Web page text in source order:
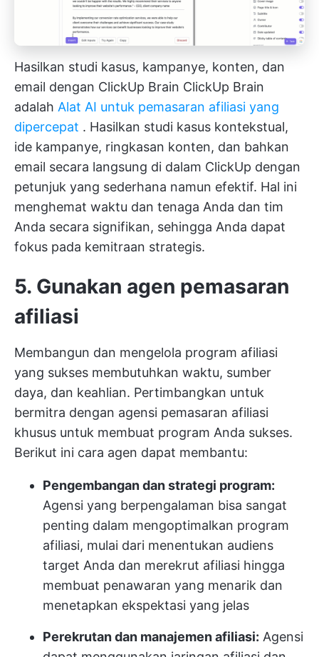
Hasilkan studi kasus, kampanye, konten, dan
email dengan ClickUp Brain ClickUp Brain
adalah Alat AI untuk pemasaran afiliasi yang
dipercepat . Hasilkan studi kasus kontekstual,
ide kampanye, ringkasan konten, dan bahkan
email secara langsung di dalam ClickUp dengan
petunjuk yang sederhana namun efektif. Hal ini
menghemat waktu dan tenaga Anda dan tim
Anda secara signifikan, sehingga Anda dapat
fokus pada kemitraan strategis.
5. Gunakan agen pemasaran
afiliasi
Membangun dan mengelola program afiliasi
yang sukses membutuhkan waktu, sumber
daya, dan keahlian. Pertimbangkan untuk
bermitra dengan agensi pemasaran afiliasi
khusus untuk membuat program Anda sukses.
Berikut ini cara agen dapat membantu:
Pengembangan dan strategi program:
Agensi yang berpengalaman bisa sangat
penting dalam mengoptimalkan program
afiliasi, mulai dari menentukan audiens
target Anda dan merekrut afiliasi hingga
membuat penawaran yang menarik dan
menetapkan ekspektasi yang jelas
Perekrutan dan manajemen afiliasi: Agensi